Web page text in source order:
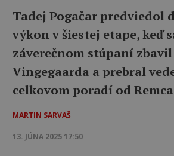
Tadej Pogačar predviedol
výkon v šiestej etape, keď
záverečnom stúpaní zbavil
Vingegaarda a prebral
celkovom poradí od
MARTIN SARVAŠ
13. JÚNA 2025 17:50